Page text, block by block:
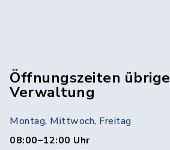
Öffnungszeiten übrige
Verwaltung
Montag, Mittwoch, Freitag
08:00–12:00 Uhr